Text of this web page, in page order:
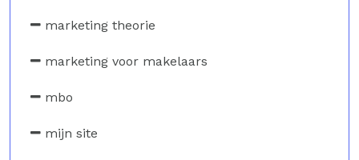
marketing theorie
marketing voor makelaars
mbo
mijn site